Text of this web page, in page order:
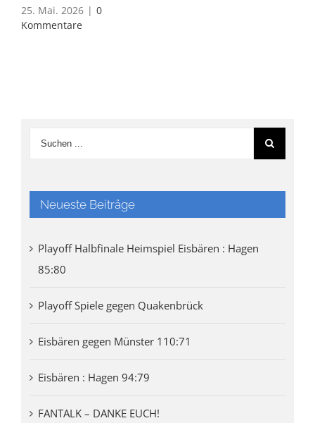
25. Mai. 2026 | 0
Kommentare
Neueste Beiträge
Playoff Halbfinale Heimspiel Eisbären : Hagen
85:80
Playoff Spiele gegen Quakenbrück
Eisbären gegen Münster 110:71
Eisbären : Hagen 94:79
FANTALK – DANKE EUCH!